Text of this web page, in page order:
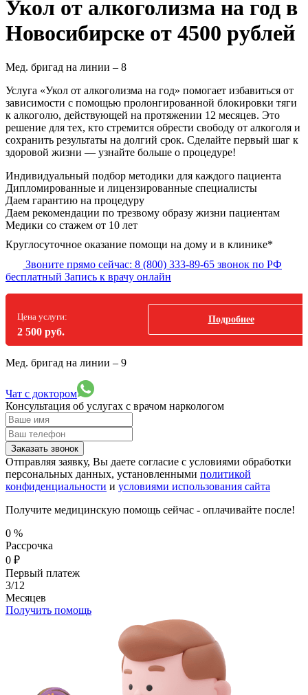
Укол от алкоголизма на год в
Новосибирске от 4500 рублей
Мед. бригад на линии – 8
Услуга «Укол от алкоголизма на год» помогает избавиться от
зависимости с помощью пролонгированной блокировки тяги
к алкоголю, действующей на протяжении 12 месяцев. Это
решение для тех, кто стремится обрести свободу от алкоголя и
сохранить результаты на долгий срок. Сделайте первый шаг к
здоровой жизни — узнайте больше о процедуре!
Индивидуальный подбор методики для каждого пациента
Дипломированные и лицензированные специалисты
Даем гарантию на процедуру
Даем рекомендации по трезвому образу жизни пациентам
Медики со стажем от 10 лет
Круглосуточное оказание помощи на дому и в клинике*
Звоните прямо сейчас: 8 (800) 333-89-65 звонок по РФ
бесплатный Запись к врачу онлайн
Цена услуги:
2 500 руб.
Подробнее
Мед. бригад на линии – 9
Чат с доктором
Консультация об услугах с врачом наркологом
Заказать звонок
Отправляя заявку, Вы даете согласие с условиями обработки
персональных данных, установленными политикой
конфиденциальности и условиями использования сайта
Получите медицинскую помощь сейчас - оплачивайте после!
0 %
Рассрочка
0 ₽
Первый платеж
3/12
Месяцев
Получить помощь